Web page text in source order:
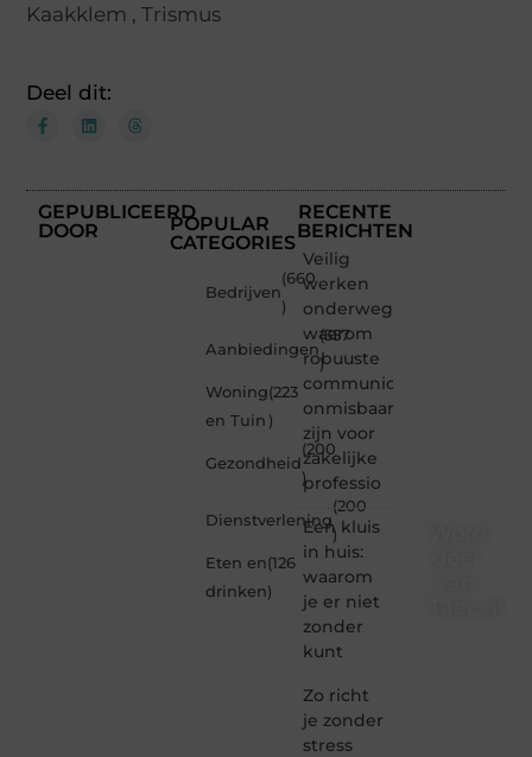
Kaakklem ,Trismus
Deel dit:
GEPUBLICEERD
DOOR
POPULAR
CATEGORIES
Bedrijven
(660
)
Aanbiedingen
(357
)
Woning
en Tuin
(223
)
Gezondheid
(200
)
Dienstverlening
(200
)
Eten en
drinken
(126
)
RECENTE
BERICHTEN
Veilig
werken
onderweg:
waarom
robuuste
communicatiemiddelen
onmisbaar
zijn voor
zakelijke
professio
Een kluis
in huis:
waarom
je er niet
zonder
kunt
Zo richt
je zonder
stress